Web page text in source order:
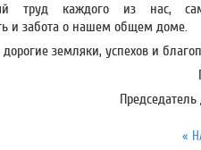
труд каждого из нас,
и забота о нашем общем доме.
земляки, успехов и
«